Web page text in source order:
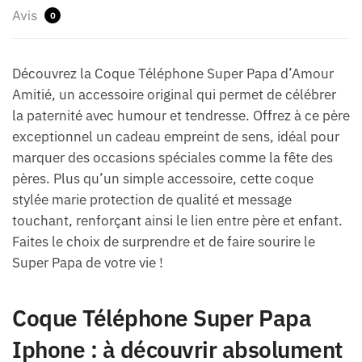
Avis 0
Découvrez la Coque Téléphone Super Papa d’Amour
Amitié, un accessoire original qui permet de célébrer
la paternité avec humour et tendresse. Offrez à ce père
exceptionnel un cadeau empreint de sens, idéal pour
marquer des occasions spéciales comme la fête des
pères. Plus qu’un simple accessoire, cette coque
stylée marie protection de qualité et message
touchant, renforçant ainsi le lien entre père et enfant.
Faites le choix de surprendre et de faire sourire le
Super Papa de votre vie !
Coque Téléphone Super Papa
Iphone : à découvrir absolument